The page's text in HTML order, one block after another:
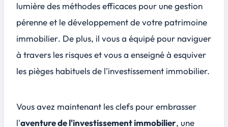
lumière des méthodes efficaces pour unegestion
pérenneet ledéveloppement de votre patrimoine
immobilier. De plus, il vous a équipé pour naviguer
à travers les risques et vous a enseigné à esquiver
les pièges habituels de l'investissement immobilier.
Vous avez maintenant les clefs pour embrasser
l'aventure de l'investissement immobilier, une